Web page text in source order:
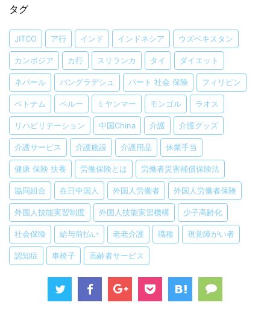
タグ
JITCO ア行 インド インドネシア ウズベキスタン
カンボジア カ行 スリランカ タイ ダイエット
ネパール バングラデシュ パート 社会 保険 フィリピン
ベトナム ペルー ミヤンマー モンゴル ラオス
リハビリテーション 中国China 介護 介護グッズ
介護サービス 介護施設 介護用品 休業手当
健康 保険 扶養 労働保険とは 労働者災害補償保険法
協同組合 在日中国人 外国人労働者 外国人労働者保険
外国人技能実習制度 外国人技能実習機構 少子高齢化
社会保険 給与前払い 老老介護 職種 視覚障がい者
認知症 車椅子 高齢者サービス